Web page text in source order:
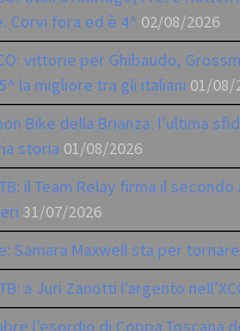
Corvi fora ed è 4^ 02/08/2026
vittorie per Ghibaudo,
la migliore tra gli italiani 01/08/
Bike della Brianza: l’ultima
storia 01/08/2026
il Team Relay firma il
31/07/2026
Samara Maxwell sta per tornare
a Juri Zanotti l’argento
l’esordio di Coppa Toscana